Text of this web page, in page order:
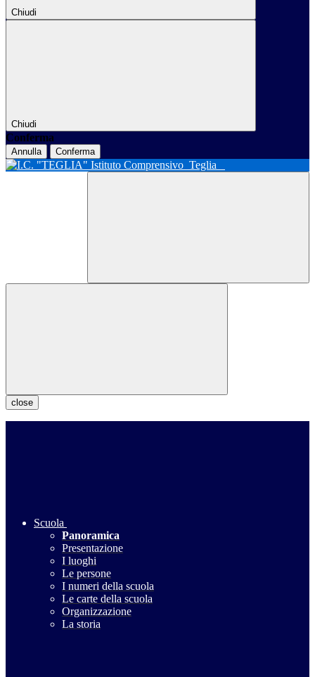
Chiudi
Chiudi
Conferma
Annulla Conferma
Istituto Comprensivo Teglia
close
Scuola
Panoramica
Presentazione
I luoghi
Le persone
I numeri della scuola
Le carte della scuola
Organizzazione
La storia